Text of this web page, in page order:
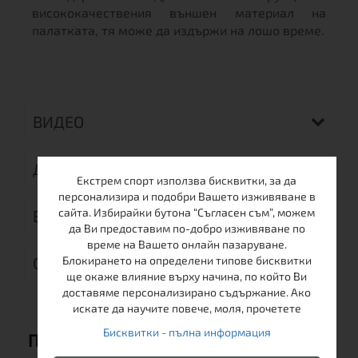
висококачествения външен материал на
палатката, тя може да издържи на лошо време.
ВИДЕО
ДОСТАВКА
ВРЪЩАНЕ
ОТЗИВИ (0)
ПРЕПОРЪЧВАМЕ ВИ СЪЩО:
Екстрем спорт използва бисквитки, за да
персонализира и подобри Вашето изживяване в
сайта. Избирайки бутона “Съгласен съм”, можем
да Ви предоставим по-добро изживяване по
време на Вашето онлайн пазаруване.
Блокирането на определени типове бисквитки
ще окаже влияние върху начина, по който Ви
доставяме персонализирано съдържание. Ако
искате да научите повече, моля, прочетете
Бисквитки - пълна информация